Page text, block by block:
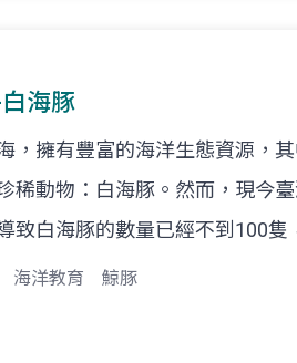
海豚
，擁有豐富的海洋生態資源，
稀動物：白海豚。然而，現今
致白海豚的數量已經不到100隻
海洋教育 鯨豚